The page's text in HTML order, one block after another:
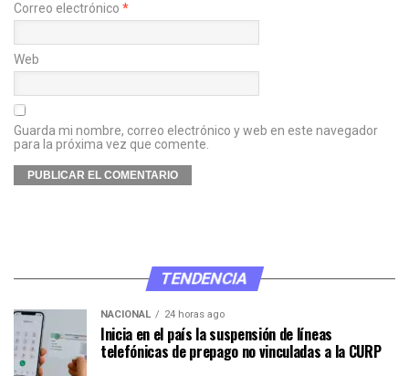
Correo electrónico *
Web
Guarda mi nombre, correo electrónico y web en este navegador
para la próxima vez que comente.
TENDENCIA
NACIONAL 24 horas ago
Inicia en el país la suspensión de líneas
telefónicas de prepago no vinculadas a la CURP